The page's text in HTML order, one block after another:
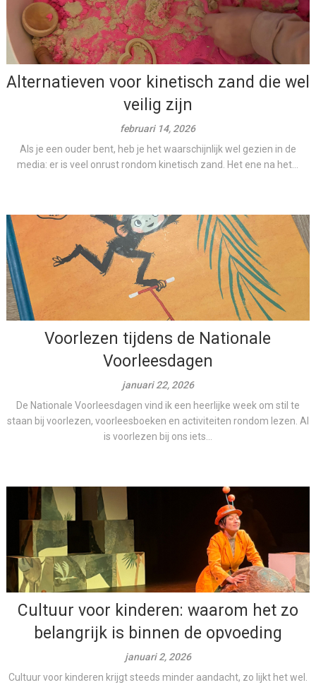
Alternatieven voor kinetisch zand die wel
veilig zijn
februari 14, 2026
Als je een ouder bent, heb je het waarschijnlijk wel gezien in de
media: er is veel onrust rondom kinetisch zand. Het ene na het...
Voorlezen tijdens de Nationale
Voorleesdagen
januari 22, 2026
De Nationale Voorleesdagen vind ik een heerlijke week om stil te
staan bij voorlezen, voorleesboeken en activiteiten rondom lezen. Al
is voorlezen bij ons iets...
Cultuur voor kinderen: waarom het zo
belangrijk is binnen de opvoeding
januari 2, 2026
Cultuur voor kinderen krijgt steeds minder aandacht, zo lijkt het wel.